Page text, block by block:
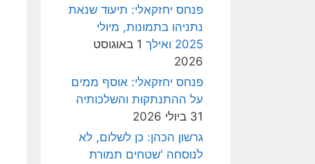
פנחס יחזקאלי: תיעוד שנאת
נתניהו בתמונות, מיולי
2025 ואילך
1 באוגוסט
2026
פנחס יחזקאלי: אוסף ממים
על ההתנתקות והשלכותיה
31 ביולי 2026
גרשון הכהן: כן לשלום, לא
לנוסחה 'שטחים תמורת